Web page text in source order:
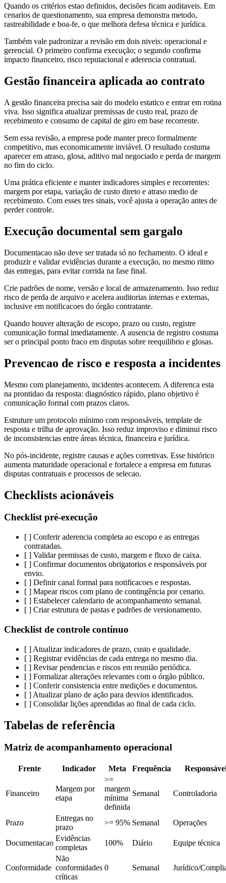
Quando os critérios estao definidos, decisões ficam auditaveis. Em
cenarios de questionamento, sua empresa demonstra metodo,
rastreabilidade e boa-fe, o que melhora defesa técnica e jurídica.
Também vale padronizar a revisão em dois niveis: operacional e
gerencial. O primeiro confirma execução; o segundo confirma
impacto financeiro, risco reputacional e aderencia contratual.
Gestão financeira aplicada ao contrato
A gestão financeira precisa sair do modelo estatico e entrar em rotina
viva. Isso significa atualizar premissas de custo real, prazo de
recebimento e consumo de capital de giro em base recorrente.
Sem essa revisão, a empresa pode manter preco formalmente
competitivo, mas economicamente inviável. O resultado costuma
aparecer em atraso, glosa, aditivo mal negociado e perda de margem
no fim do ciclo.
Uma prática eficiente e manter indicadores simples e recorrentes:
margem por etapa, variação de custo direto e atraso medio de
recebimento. Com esses tres sinais, você ajusta a operação antes de
perder controle.
Execução documental sem gargalo
Documentacao não deve ser tratada só no fechamento. O ideal e
produzir e validar evidências durante a execução, no mesmo ritmo
das entregas, para evitar corrida na fase final.
Crie padrões de nome, versão e local de armazenamento. Isso reduz
risco de perda de arquivo e acelera auditorias internas e externas,
inclusive em notificacoes do órgão contratante.
Quando houver alteração de escopo, prazo ou custo, registre
comunicação formal imediatamente. A ausencia de registro costuma
ser o principal ponto fraco em disputas sobre reequilibrio e glosas.
Prevencao de risco e resposta a incidentes
Mesmo com planejamento, incidentes acontecem. A diferenca esta
na prontidao da resposta: diagnóstico rápido, plano objetivo é
comunicação formal com prazos claros.
Estruture um protocolo mínimo com responsáveis, template de
resposta e trilha de aprovação. Isso reduz improviso e diminui risco
de inconsistencias entre áreas técnica, financeira e jurídica.
No pós-incidente, registre causas e ações corretivas. Esse histórico
aumenta maturidade operacional e fortalece a empresa em futuras
disputas contratuais e processos de selecao.
Checklists acionáveis
Checklist pré-execução
[ ] Conferir aderencia completa ao escopo e as entregas
contratadas.
[ ] Validar premissas de custo, margem e fluxo de caixa.
[ ] Confirmar documentos obrigatorios e responsáveis por
envio.
[ ] Definir canal formal para notificacoes e respostas.
[ ] Mapear riscos com plano de contingência por cenario.
[ ] Estabelecer calendario de acompanhamento semanal.
[ ] Criar estrutura de pastas e padrões de versionamento.
Checklist de controle contínuo
[ ] Atualizar indicadores de prazo, custo e qualidade.
[ ] Registrar evidências de cada entrega no mesmo dia.
[ ] Revisar pendencias e riscos em reunião periódica.
[ ] Formalizar alterações relevantes com o órgão público.
[ ] Conferir consistencia entre medições e documentos.
[ ] Atualizar plano de ação para desvios identificados.
[ ] Consolidar lições aprendidas ao final de cada ciclo.
Tabelas de referência
Matriz de acompanhamento operacional
Frente Indicador Meta Frequência
Financeiro
Margem por
etapa
>=
margem
mínima
definida
Semanal Controladoria
Prazo
Entregas no
prazo
>= 95% Semanal Operações
Documentacao
Evidências
completas
100% Diário Equipe técnica
Conformidade
Não
conformidades
críticas
0 Semanal Jurídico/